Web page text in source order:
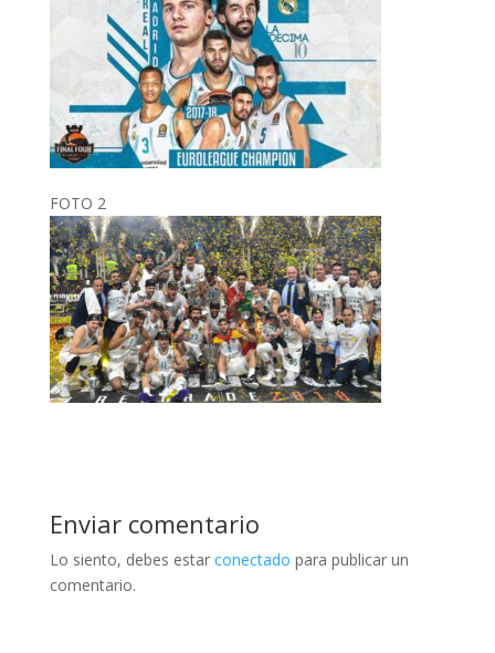
FOTO 2
Enviar comentario
Lo siento, debes estar conectado para publicar un
comentario.